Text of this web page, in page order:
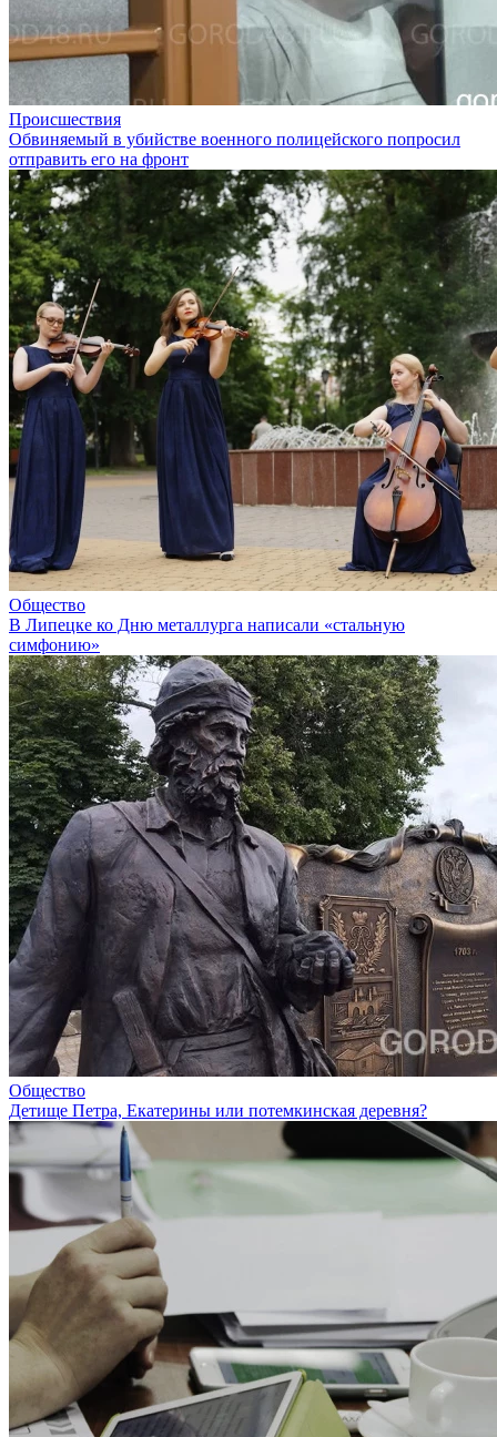
Происшествия
Обвиняемый в убийстве военного полицейского попросил
отправить его на фронт
Общество
В Липецке ко Дню металлурга написали «стальную
симфонию»
Общество
Детище Петра, Екатерины или потемкинская деревня?